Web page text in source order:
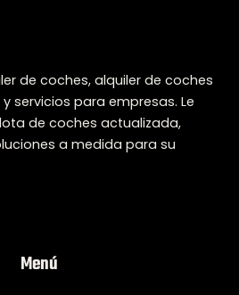
de coches, alquiler de coches
servicios para empresas. Le
de coches actualizada,
a medida para su
Menú